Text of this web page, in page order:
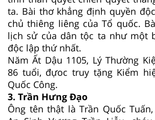
ta. Bài thơ khẳng định quyền
chủ thiêng liêng của Tổ quốc.
lịch sử của dân tộc ta như một
độc lập thứ nhất.
Năm Ất Dậu 1105, Lý Thường
86 tuổi, đựoc truy tặng Kiểm
Quốc Công.
3. Trần Hưng Đạo
Ông tên thật là Trần Quốc